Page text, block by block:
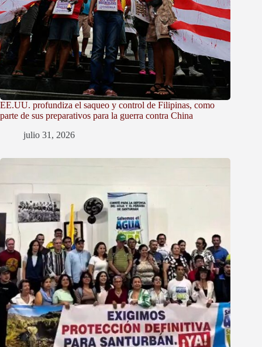
EE.UU. profundiza el saqueo y control de Filipinas, como
parte de sus preparativos para la guerra contra China
julio 31, 2026